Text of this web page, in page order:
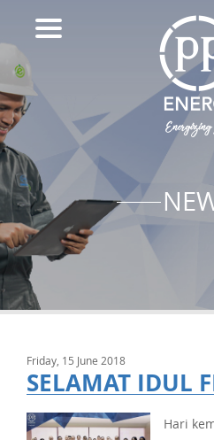
Friday, 15 June 2018
SELAMAT IDUL
Hari